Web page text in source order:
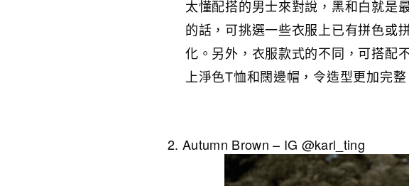
太懂配搭的男士來對說，黑和白就是
的話，可挑選一些衣服上已有拼色或
化。另外，衣服款式的不同，可搭配
上淨色T恤和闊邊帽，令造型更加完整
Autumn Brown – IG @karl_ting